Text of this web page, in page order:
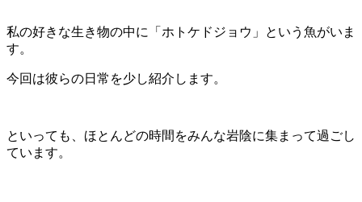
私の好きな生き物の中に「ホトケドジョウ」という魚がいま
す。
今回は彼らの日常を少し紹介します。
といっても、ほとんどの時間をみんな岩陰に集まって過ごし
ています。